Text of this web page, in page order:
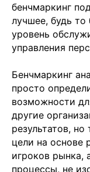
бенчмаркинг
лучшее, будь то
уровень
управления
Бенчмаркинг
просто
возможности
другие
результатов,
цели на основе
игроков рынка,
процессы, не